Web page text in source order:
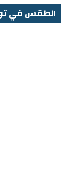
الطقس في